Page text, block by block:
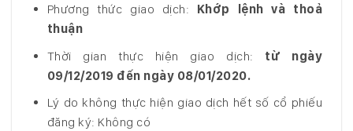
Phương thức giao dịch: Khớp lệnh và thoả
thuận
Thời gian thực hiện giao dịch: từ ngày
09/12/2019 đến ngày 08/01/2020.
Lý do không thực hiện giao dịch hết số cổ phiếu
đăng ký: Không có